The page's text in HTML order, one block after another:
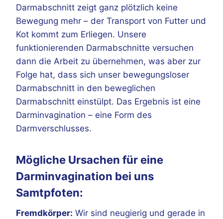
Darmabschnitt zeigt ganz plötzlich keine
Bewegung mehr – der Transport von Futter und
Kot kommt zum Erliegen. Unsere
funktionierenden Darmabschnitte versuchen
dann die Arbeit zu übernehmen, was aber zur
Folge hat, dass sich unser bewegungsloser
Darmabschnitt in den beweglichen
Darmabschnitt einstülpt. Das Ergebnis ist eine
Darminvagination – eine Form des
Darmverschlusses.
Mögliche Ursachen für eine
Darminvagination bei uns
Samtpfoten:
Fremdkörper: Wir sind neugierig und gerade in